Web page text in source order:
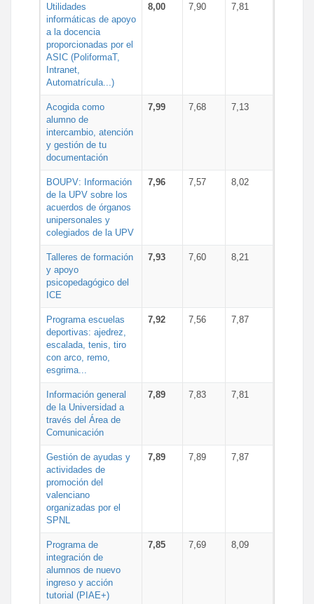
Utilidades
informáticas de apoyo
a la docencia
proporcionadas por el
ASIC (PoliformaT,
Intranet,
Automatrícula...)
8,00 7,90 7,81
Acogida como
alumno de
intercambio, atención
y gestión de tu
documentación
7,99 7,68 7,13
BOUPV: Información
de la UPV sobre los
acuerdos de órganos
unipersonales y
colegiados de la UPV
7,96 7,57 8,02
Talleres de formación
y apoyo
psicopedagógico del
ICE
7,93 7,60 8,21
Programa escuelas
deportivas: ajedrez,
escalada, tenis, tiro
con arco, remo,
esgrima...
7,92 7,56 7,87
Información general
de la Universidad a
través del Área de
Comunicación
7,89 7,83 7,81
Gestión de ayudas y
actividades de
promoción del
valenciano
organizadas por el
SPNL
7,89 7,89 7,87
Programa de
integración de
alumnos de nuevo
ingreso y acción
tutorial (PIAE+)
7,85 7,69 8,09